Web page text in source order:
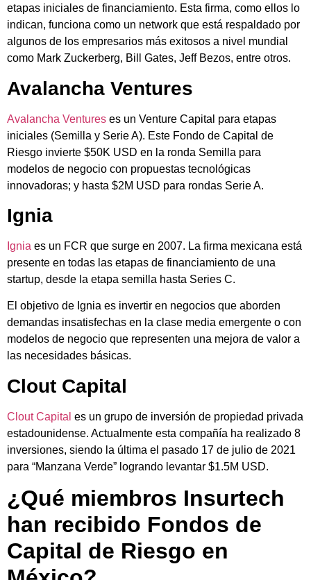
etapas iniciales de financiamiento. Esta firma, como ellos lo
indican, funciona como un network que está respaldado por
algunos de los empresarios más exitosos a nivel mundial
como Mark Zuckerberg, Bill Gates, Jeff Bezos, entre otros.
Avalancha Ventures
Avalancha Ventures es un Venture Capital para etapas
iniciales (Semilla y Serie A). Este Fondo de Capital de
Riesgo invierte $50K USD en la ronda Semilla para
modelos de negocio con propuestas tecnológicas
innovadoras; y hasta $2M USD para rondas Serie A.
Ignia
Ignia es un FCR que surge en 2007. La firma mexicana está
presente en todas las etapas de financiamiento de una
startup, desde la etapa semilla hasta Series C.
El objetivo de Ignia es invertir en negocios que aborden
demandas insatisfechas en la clase media emergente o con
modelos de negocio que representen una mejora de valor a
las necesidades básicas.
Clout Capital
Clout Capital es un grupo de inversión de propiedad privada
estadounidense. Actualmente esta compañía ha realizado 8
inversiones, siendo la última el pasado 17 de julio de 2021
para “Manzana Verde” logrando levantar $1.5M USD.
¿Qué miembros Insurtech
han recibido Fondos de
Capital de Riesgo en